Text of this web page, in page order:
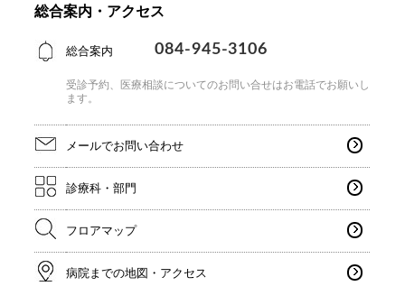
総合案内・アクセス
総合案内 084-945-3106
受診予約、医療相談についてのお問い合せはお電話でお願いし
ます。
メールでお問い合わせ
診療科・部門
フロアマップ
病院までの地図・アクセス